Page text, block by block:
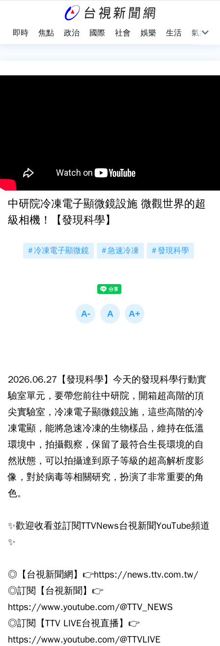
即時 焦點 政治 國際 社會 娛樂 生活 氣象
中研院冷凍電子顯微鏡設施 微觀世界的超
級相機！【發現科學】
冷凍電子顯微鏡 急速冷凍 發現科學
2026.06.27【發現科學】今天的發現科學行動實
驗室單元，要帶您前往中研院，開箱超高階的頂
尖實驗室，冷凍電子顯微鏡設施，這些高階的冷
凍電顯，能將急速冷凍的生物樣品，維持在低溫
環境中，拍攝觀察，保留了最符合生長環境的自
然狀態，可以拍攝達到原子等級的超高解析度影
像，對於病毒等相關研究，扮演了非常重要的角
色。
✨歡迎收看並訂閱TTVNews台視新聞YouTube頻道
✨
◎【台視新聞網】👉https://news.ttv.com.tw/
◎訂閱【台視新聞】👉
https://www.youtube.com/@TTV_NEWS
◎訂閱【TTV LIVE台視直播】👉
https://www.youtube.com/@TTVLIVE